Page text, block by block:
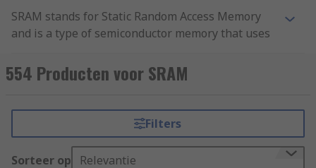
SRAM stands for Static Random Access Memory
and is a type of semiconductor memory that uses
bit. It holds data bits in its memory so long as
power is being supplied. It cannot hold data if
low power are needed. It’s higher density than
DRAM, and less complicated structure makes it
ideal to use in semiconductor memory scenarios
554 Producten voor SRAM
Filters
Sorteer op Relevantie